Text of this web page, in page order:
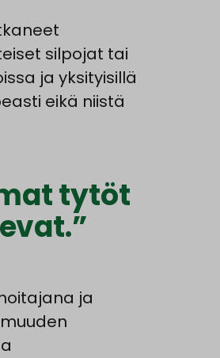
silpojat tai
ja yksityisillä
eikä niistä
tytöt
ja